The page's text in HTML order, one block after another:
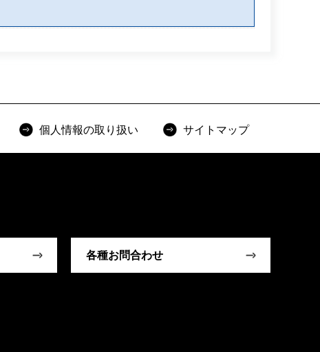
個人情報の取り扱い サイトマップ
各種お問合わせ